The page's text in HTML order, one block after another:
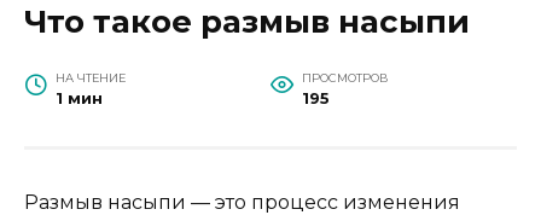
Что такое размыв насыпи
НА ЧТЕНИЕ
1 мин
ПРОСМОТРОВ
195
Размыв насыпи — это процесс изменения